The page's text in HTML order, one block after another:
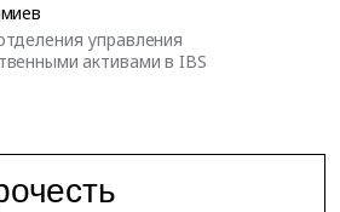
управления
активами в IBS